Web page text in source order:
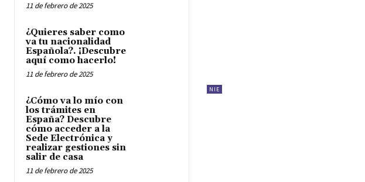
11 de febrero de 2025
¿Quieres saber como
va tu nacionalidad
Española?. ¡Descubre
aquí como hacerlo!
11 de febrero de 2025
¿Cómo va lo mío con
los trámites en
España? Descubre
cómo acceder a la
Sede Electrónica y
realizar gestiones sin
salir de casa
11 de febrero de 2025
NIE